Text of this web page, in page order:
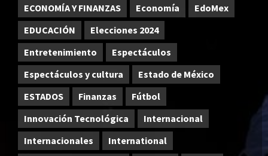
ECONOMÍA Y FINANZAS
Economía
EdoMex
EDUCACIÓN
Elecciones 2024
Entretenimiento
Espectáculos
Espectáculos y cultura
Estado de México
ESTADOS
Finanzas
Fútbol
Innovación Tecnológica
Internacional
Internacionales
International